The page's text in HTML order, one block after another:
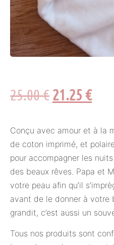
25.00€21.25 €
Conçu avec amour et à la
de coton imprimé, et
pour accompagner les
des beaux rêves. Papa et
votre peau afin qu’il
avant de le donner à votre
grandit, c’est aussi un
Tous nos produits sont